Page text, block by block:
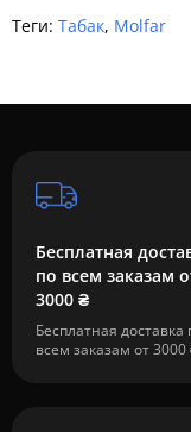
Теги: Табак, Molfar
Бесплатная
по всем заказам
3000 ₴
Бесплатная доставка
всем заказам от 3000